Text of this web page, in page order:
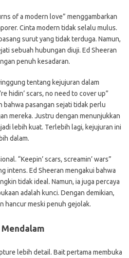
of a modern love” menggambarkan
Cinta modern tidak selalu mulus.
surut yang tidak terduga. Namun,
sebuah hubungan diuji. Ed Sheeran
penuh kesadaran.
tentang kejujuran dalam
hidin’ scars, no need to cover up”
bahwa pasangan sejati tidak perlu
mereka. Justru dengan menunjukkan
lebih kuat. Terlebih lagi, kejujuran ini
dalam.
“Keepin’ scars, screamin’ wars”
intens. Ed Sheeran mengakui bahwa
tidak ideal. Namun, ia juga percaya
adalah kunci. Dengan demikian,
hancur meski penuh gejolak.
lebih detail. Bait pertama membuka